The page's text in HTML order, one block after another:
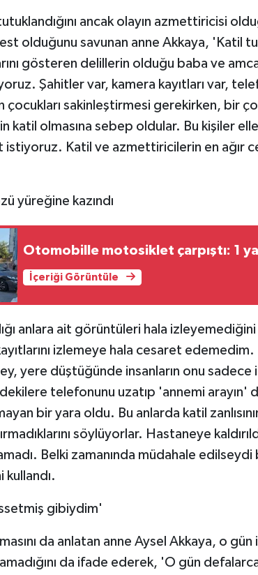
tutuklandığını ancak olayın azmettiricisi
olduğunu savunan anne Akkaya, 'Katil
gösteren delillerin olduğu baba ve amca
Şahitler var, kamera kayıtları var,
çocukları sakinleştirmesi gerekirken, bir
katil olmasına sebep oldular. Bu kişiler
Katil ve azmettiricilerin en ağır
yüreğine kazındı
Otomobille motosiklet çarpıştı: 1
İçeriği Görüntüle
anlara ait görüntüleri hala
izlemeye hala cesaret edemedim.
yere düştüğünde insanların onu
telefonunu uzatıp 'annemi arayın'
bir yara oldu. Bu anlarda katil
söylüyorlar. Hastaneye
Belki zamanında müdahale edilseydi
kullandı.
gibiydim'
da anlatan anne Aysel Akkaya, o gün
da ifade ederek, 'O gün